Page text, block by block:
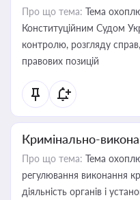
Про що тема: Тема
Конституційним Судом
контролю, розгляду
правових позицій
Кримінально-
Про що тема: Тема
регулювання виконання
діяльність органів і